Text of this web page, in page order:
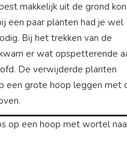
makkelijk uit de grond kon
een paar planten had je wel
Bij het trekken van de
er wat opspetterende
De verwijderde planten
een grote hoop leggen met